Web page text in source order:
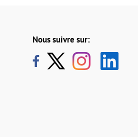
Nous suivre sur: